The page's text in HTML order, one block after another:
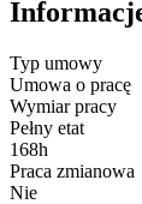
Typ umowy
Umowa o pracę
Wymiar pracy
Pełny etat
168h
Praca zmianowa
Nie